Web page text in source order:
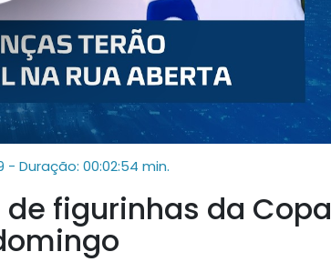
- Duração: 00:02:54 min.
figurinhas da Copa